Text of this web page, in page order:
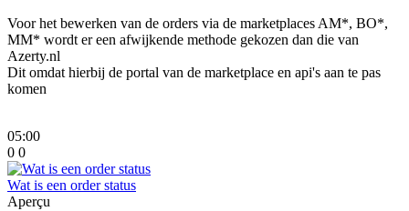
Voor het bewerken van de orders via de marketplaces AM*, BO*,
MM* wordt er een afwijkende methode gekozen dan die van
Azerty.nl
Dit omdat hierbij de portal van de marketplace en api's aan te pas
komen
05:00
0 0
Wat is een order status
Aperçu